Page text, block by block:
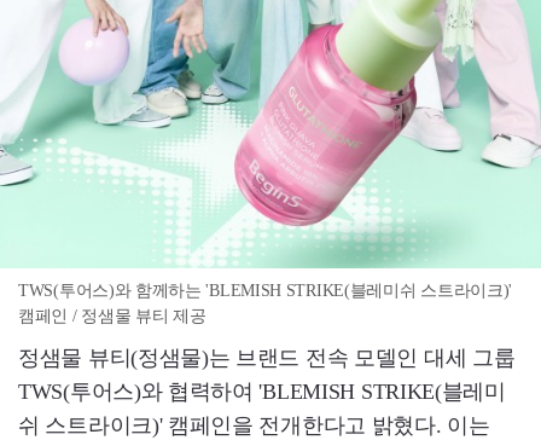
TWS(투어스)와 함께하는 'BLEMISH STRIKE(블레미쉬 스트라이크)'
캠페인 / 정샘물 뷰티 제공
정샘물 뷰티(정샘물)는 브랜드 전속 모델인 대세 그룹
TWS(투어스)와 협력하여 'BLEMISH STRIKE(블레미
쉬 스트라이크)' 캠페인을 전개한다고 밝혔다. 이는